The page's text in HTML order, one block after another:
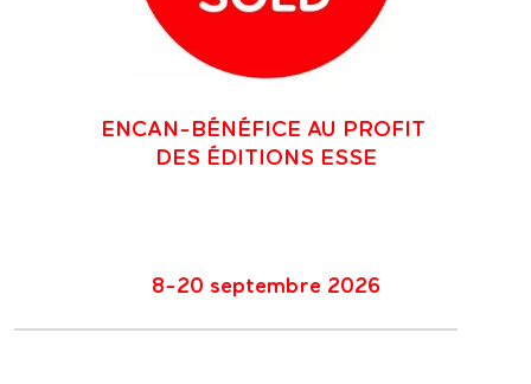
ENCAN-BÉNÉFICE AU PROFIT
DES ÉDITIONS ESSE
8-20 septembre 2026